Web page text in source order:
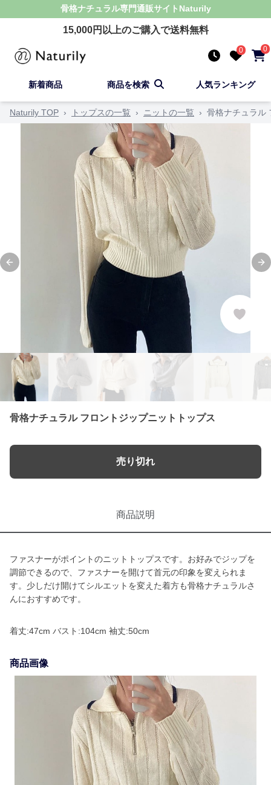
骨格ナチュラル専門通販サイト Naturily
15,000円以上のご購入で送料無料
0 0
新着商品 商品を検索 人気ランキング
Naturily TOP › トップスの一覧 › ニットの一覧 › 骨格ナチュラル
Previous slide
骨格ナチュラル フロントジップニットトップス
売り切れ
商品説明
ファスナーがポイントのニットトップスです。お好みでジップを
調節できるので、ファスナーを開けて首元の印象を変えられま
す。少しだけ開けてシルエットを変えた着方も骨格ナチュラルさ
んにおすすめです。
着丈:47cm バスト:104cm 袖丈:50cm
商品画像